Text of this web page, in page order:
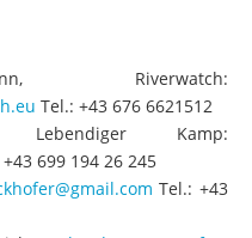
Riverwatch:
Tel.: +43 676 6621512
Kamp:
+43 699 194 26 245
Tel.: +43